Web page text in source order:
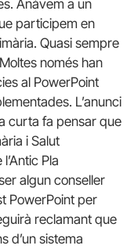
Anàvem a un
participem en
Quasi sempre
només han
al PowerPoint
L’anunci
curta fa pensar que
i Salut
Pla
algun conseller
PowerPoint per
reclamant que
d’un sistema